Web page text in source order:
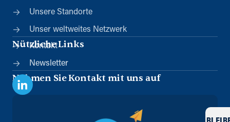
Unsere Standorte
Unser weltweites Netzwerk
Nützliche Links
Kontakt
Newsletter
Nehmen Sie Kontakt mit uns auf